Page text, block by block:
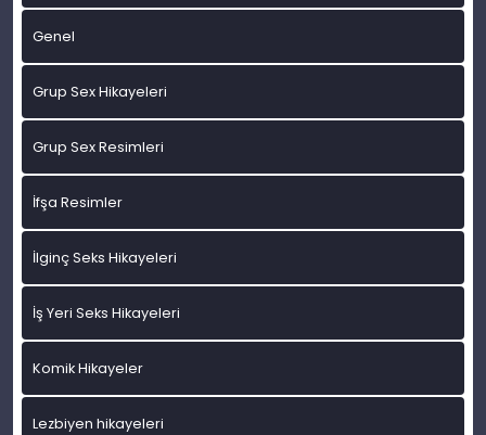
Genel
Grup Sex Hikayeleri
Grup Sex Resimleri
İfşa Resimler
İlginç Seks Hikayeleri
İş Yeri Seks Hikayeleri
Komik Hikayeler
Lezbiyen hikayeleri